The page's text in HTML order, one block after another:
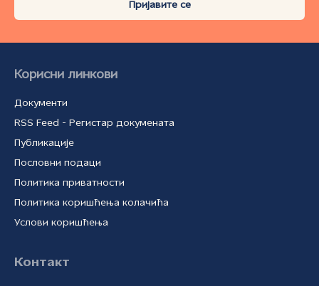
Пријавите се
Корисни линкови
Документи
RSS Feed - Регистар докумената
Публикације
Пословни подаци
Политика приватности
Политика коришћења колачића
Услови коришћења
Контакт